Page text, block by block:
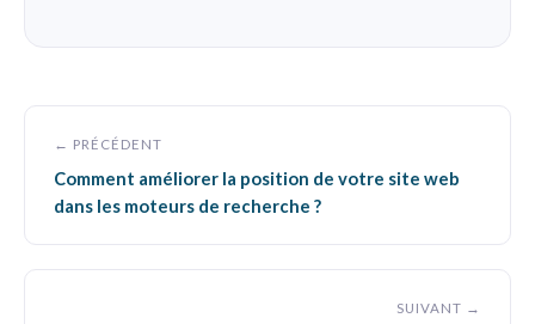
← PRÉCÉDENT
Comment améliorer la position de votre site web
dans les moteurs de recherche ?
SUIVANT →